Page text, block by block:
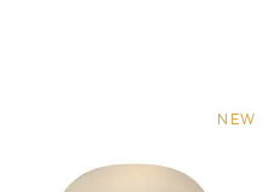
NEW